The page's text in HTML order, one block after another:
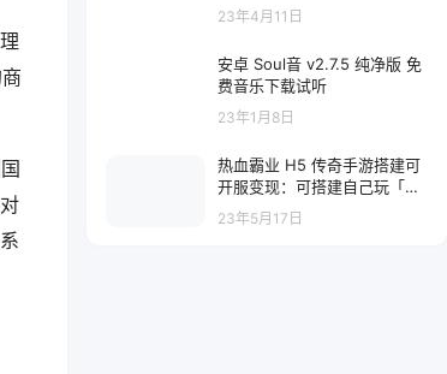
23年4月11日
安卓 Soul音 v2.7.5 纯净版 免
费音乐下载试听
23年1月8日
热血霸业 H5 传奇手游搭建可
开服变现：可搭建自己玩「内
附源码 + GM + 教程」
23年5月17日